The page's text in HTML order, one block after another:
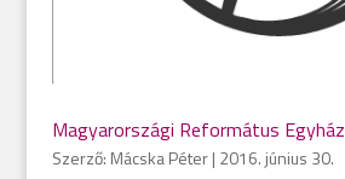
Magyarországi Református Egyház
Szerző: Mácska Péter| 2016. június 30.